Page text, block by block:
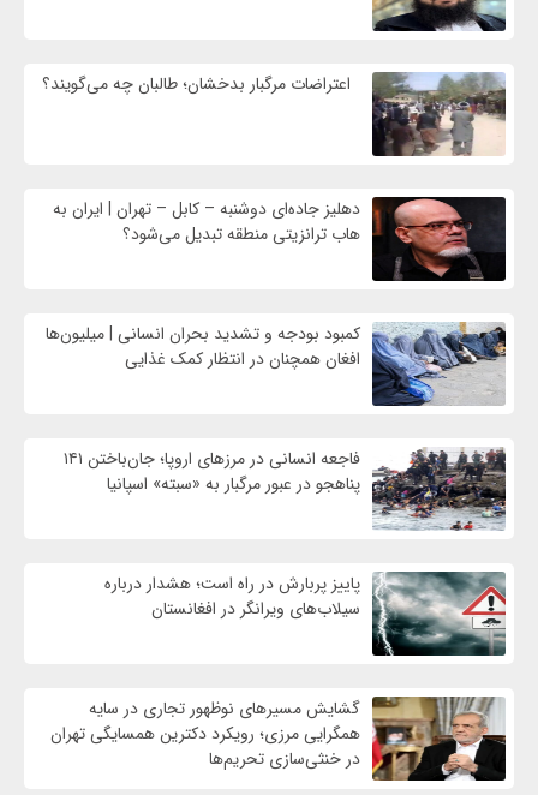
اعتراضات مرگبار بدخشان؛ طالبان چه می‌گویند؟
دهلیز جاده‌ای دوشنبه – کابل – تهران | ایران به
هاب ترانزیتی منطقه تبدیل می‌شود؟
کمبود بودجه و تشدید بحران انسانی | میلیون‌ها
افغان همچنان در انتظار کمک غذایی
فاجعه انسانی در مرزهای اروپا؛ جان‌باختن ۱۴۱
پناهجو در عبور مرگبار به «سبته» اسپانیا
پاییز پربارش در راه است؛ هشدار درباره
سیلاب‌های ویرانگر در افغانستان
گشایش مسیرهای نوظهور تجاری در سایه
همگرایی مرزی؛ رویکرد دکترین همسایگی تهران
در خنثی‌سازی تحریم‌ها